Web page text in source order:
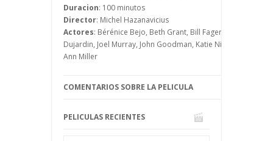
Duracion: 100 minutos
Director: Michel Hazanavicius
Actores: Bérénice Bejo, Beth Grant, Bill Fagerbakke, Bitsie
Dujardin, Joel Murray, John Goodman, Katie Nisa, Ken
Ann Miller
COMENTARIOS SOBRE LA PELICULA
PELICULAS RECIENTES